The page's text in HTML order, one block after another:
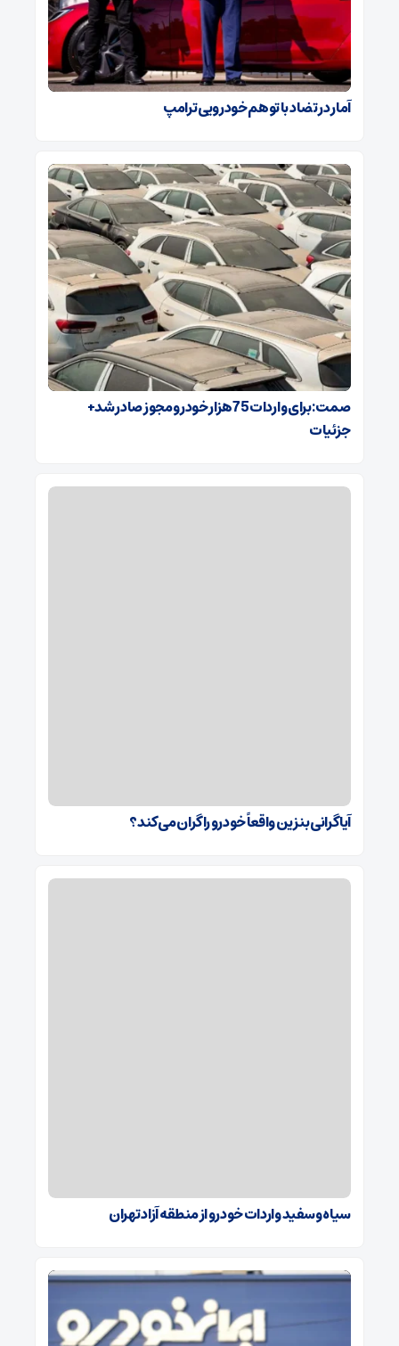
آمار در تضاد با توهم خودرویی ترامپ
صمت: برای واردات 75هزار خودرو مجوز صادر شد+
جزئیات
آیا گرانی بنزین واقعاً خودرو را گران می‌کند؟
سیاه و سفید واردات خودرو از منطقه آزاد تهران